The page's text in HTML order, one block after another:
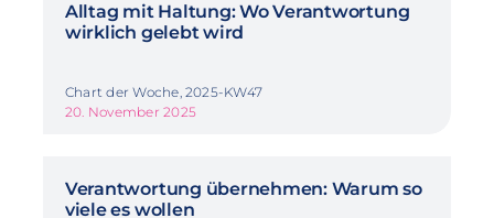
Alltag mit Haltung: Wo Verantwortung
wirklich gelebt wird
Chart der Woche, 2025-KW47
20. November 2025
Verantwortung übernehmen: Warum so
viele es wollen